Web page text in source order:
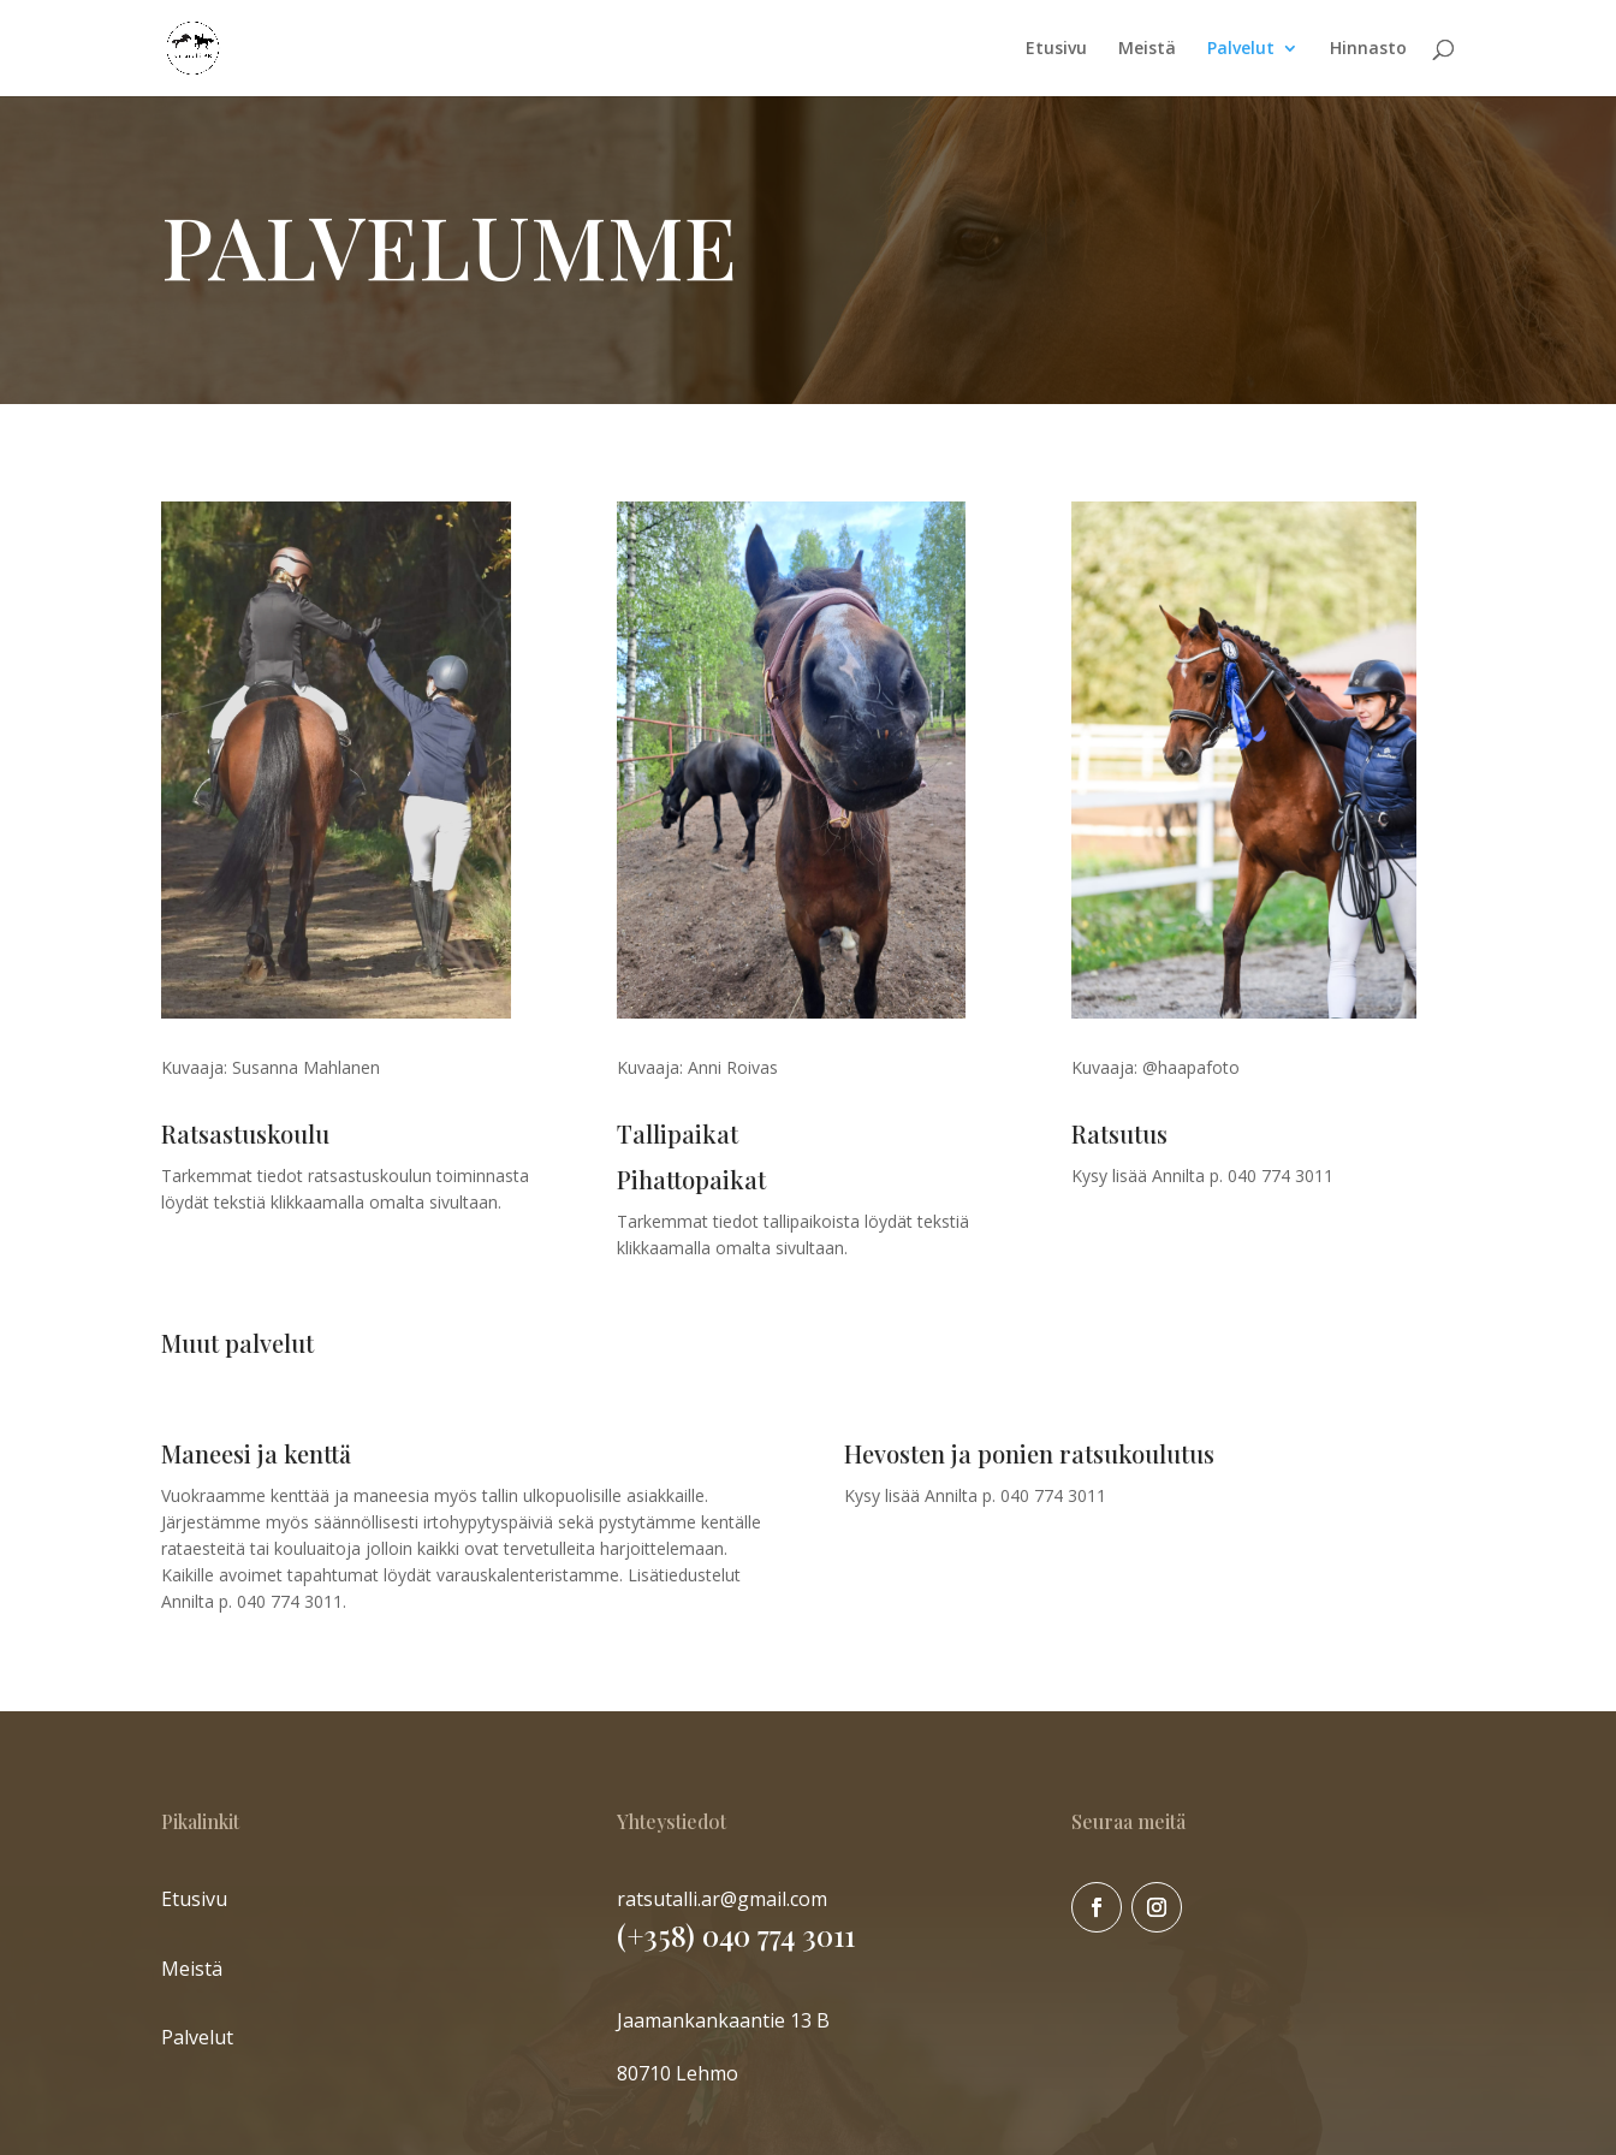
Etusivu Meistä Palvelut Hinnasto
PALVELUMME
Kuvaaja: Susanna Mahlanen
Ratsastuskoulu
Tarkemmat tiedot ratsastuskoulun toiminnasta
löydät tekstiä klikkaamalla omalta sivultaan.
Kuvaaja: Anni Roivas
Tallipaikat
Pihattopaikat
Tarkemmat tiedot tallipaikoista löydät tekstiä
klikkaamalla omalta sivultaan.
Kuvaaja: @haapafoto
Ratsutus
Kysy lisää Annilta p. 040 774 3011
Muut palvelut
Maneesi ja kenttä
Vuokraamme kenttää ja maneesia myös tallin ulkopuolisille asiakkaille.
Järjestämme myös säännöllisesti irtohypytyspäiviä sekä pystytämme kentälle
rataesteitä tai kouluaitoja jolloin kaikki ovat tervetulleita harjoittelemaan.
Kaikille avoimet tapahtumat löydät varauskalenteristamme. Lisätiedustelut
Annilta p. 040 774 3011.
Hevosten ja ponien ratsukoulutus
Kysy lisää Annilta p. 040 774 3011
Pikalinkit
Etusivu
Meistä
Palvelut
Yhteystiedot
ratsutalli.ar@gmail.com
(+358) 040 774 3011
Jaamankankaantie 13 B
80710 Lehmo
Seuraa meitä